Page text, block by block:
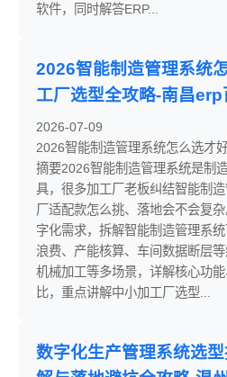
软件，同时解答ERP...
2026智能制造管理系统
工厂选型全攻略-南昌erp
2026-07-09
2026智能制造管理系统怎么选才
摘要2026智能制造管理系统是制
具，很多加工厂老板纠结智能制
厂适配款怎么挑、落地会不会复
字化需求，拆解智能制造管理系
浪费、产能核算、车间数据断层等
机械加工等多场景，详解核心功
比，重点讲解中小加工厂选型...
数字化生产管理系统选